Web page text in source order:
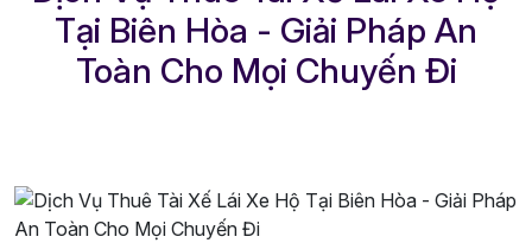
Tại Biên Hòa - Giải Pháp An
Toàn Cho Mọi Chuyến Đi